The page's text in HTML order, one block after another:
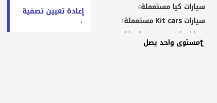
سيارات كيا مستعملة6
سيارات Kit cars مستعملة 1
سيارات لاند روفر مستعملة
سيارات لكزس مستعملة
مستوى واحد يصل
إعادة تعيين تصفية
→